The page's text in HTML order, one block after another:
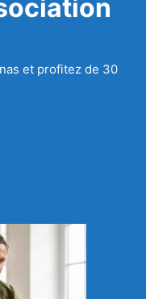
et profitez de 30